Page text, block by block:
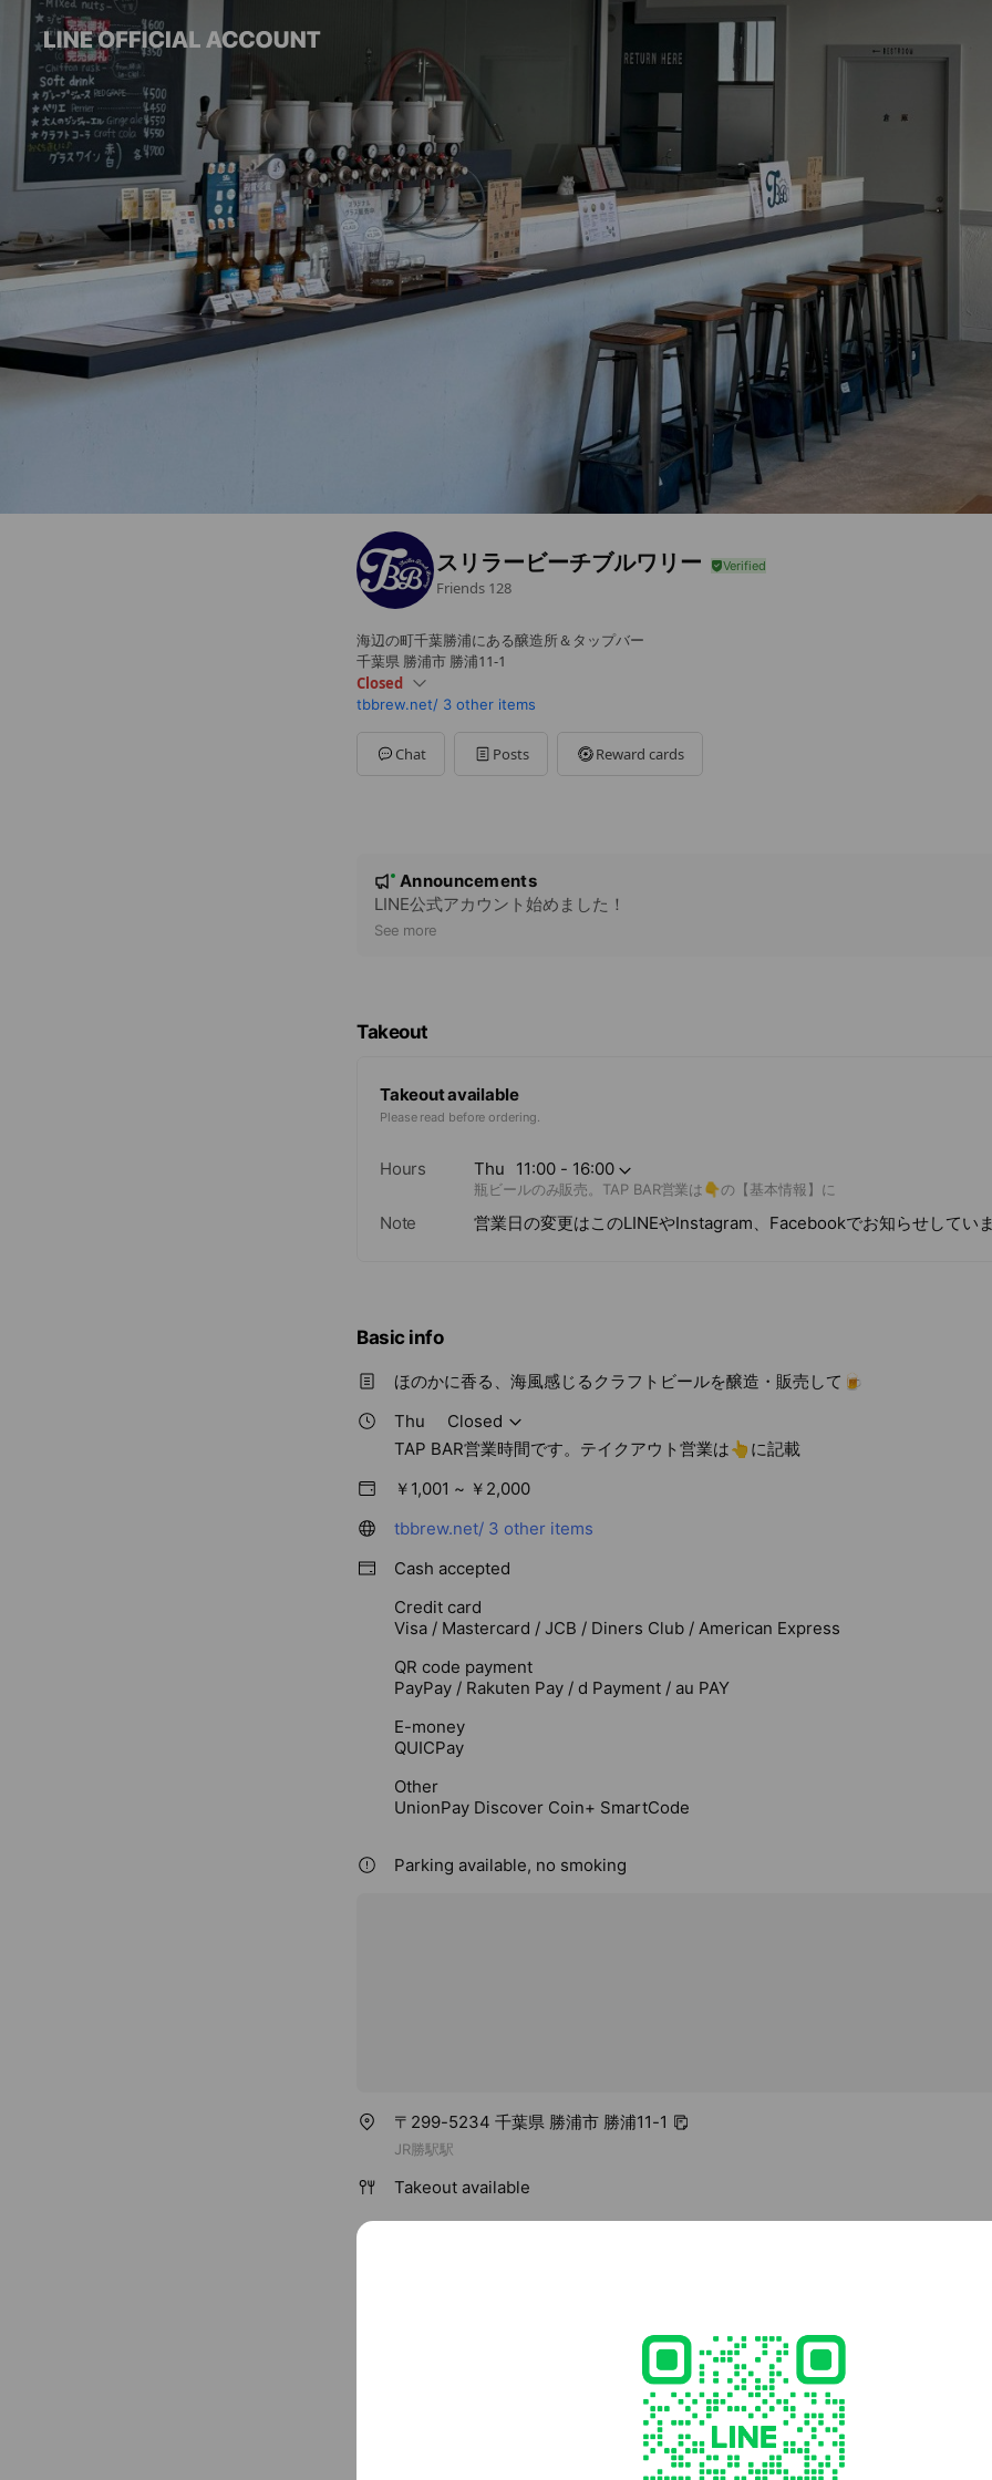
スリラービーチブルワリー
Friends 128
海辺の町千葉勝浦にある醸造所＆タップバー
千葉県 勝浦市 勝浦11-1
Closed
SunClosed
TueClosed
tbbrew.net/ 3 other items
Chat Posts Reward cards
e
New
Announcements
LINE公式アカウント始めました！
See more
Takeout
Takeout available
Please read before ordering.
Hours Thu 11:00 - 16:00
瓶ビールのみ販売。TAP BAR営業は👇の【基本情報】に
Note 営業日の変更はこのLINEやInstagram、Facebookでお知らせしてい
Basic info
ほのかに香る、海風感じるクラフトビールを醸造・販売して🍺
Thu
Closed
TAP BAR営業時間です。テイクアウト営業は👆に記載
￥1,001 ~ ￥2,000
tbbrew.net/ 3 other items
Cash accepted
Credit card
Visa / Mastercard / JCB / Diners Club / American Express
QR code payment
PayPay / Rakuten Pay / d Payment / au PAY
E-money
QUICPay
Other
UnionPay Discover Coin+ SmartCode
Parking available, no smoking
〒299-5234 千葉県 勝浦市 勝浦11-1
JR勝駅駅
Takeout available